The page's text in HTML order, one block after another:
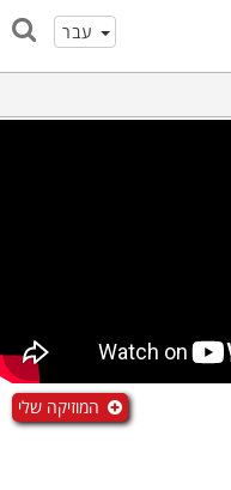
עבר
המוזיקה שלי